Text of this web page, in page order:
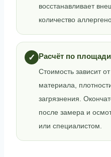
восстанавливает
количество
✓ Расчёт по
Стоимость зависит
материала,
загрязнения.
после замера и
или специалистом.